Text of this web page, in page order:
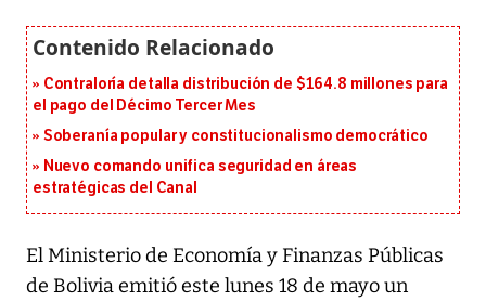
Contraloría detalla distribución de $164.8 millones para
el pago del Décimo Tercer Mes
Soberanía popular y constitucionalismo democrático
Nuevo comando unifica seguridad en áreas
estratégicas del Canal
El Ministerio de Economía y Finanzas Públicas
de Bolivia emitió este lunes 18 de mayo un